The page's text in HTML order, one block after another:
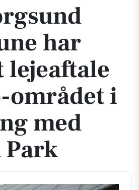
har
lejeaftale
området i
med
Park